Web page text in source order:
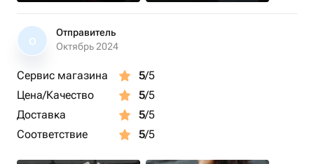
О
Отправитель
Октябрь 2024
Сервис магазина 5/5
Цена/Качество
5/5
Доставка
5/5
Соответствие
5/5